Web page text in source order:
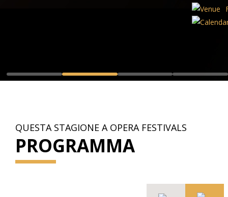
QUESTA STAGIONE A OPERA FESTIVALS
PROGRAMMA